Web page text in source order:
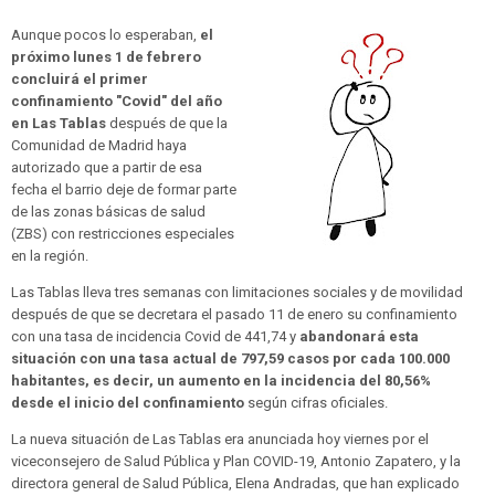
Aunque pocos lo esperaban, el
próximo lunes 1 de febrero
concluirá el primer
confinamiento "Covid" del año
en Las Tablas después de que la
Comunidad de Madrid haya
autorizado que a partir de esa
fecha el barrio deje de formar parte
de las zonas básicas de salud
(ZBS) con restricciones especiales
en la región.
Las Tablas lleva tres semanas con limitaciones sociales y de movilidad
después de que se decretara el pasado 11 de enero su confinamiento
con una tasa de incidencia Covid de 441,74 y abandonará esta
situación con una tasa actual de 797,59 casos por cada 100.000
habitantes, es decir, un aumento en la incidencia del 80,56%
desde el inicio del confinamiento según cifras oficiales.
La nueva situación de Las Tablas era anunciada hoy viernes por el
viceconsejero de Salud Pública y Plan COVID-19, Antonio Zapatero, y la
directora general de Salud Pública, Elena Andradas, que han explicado